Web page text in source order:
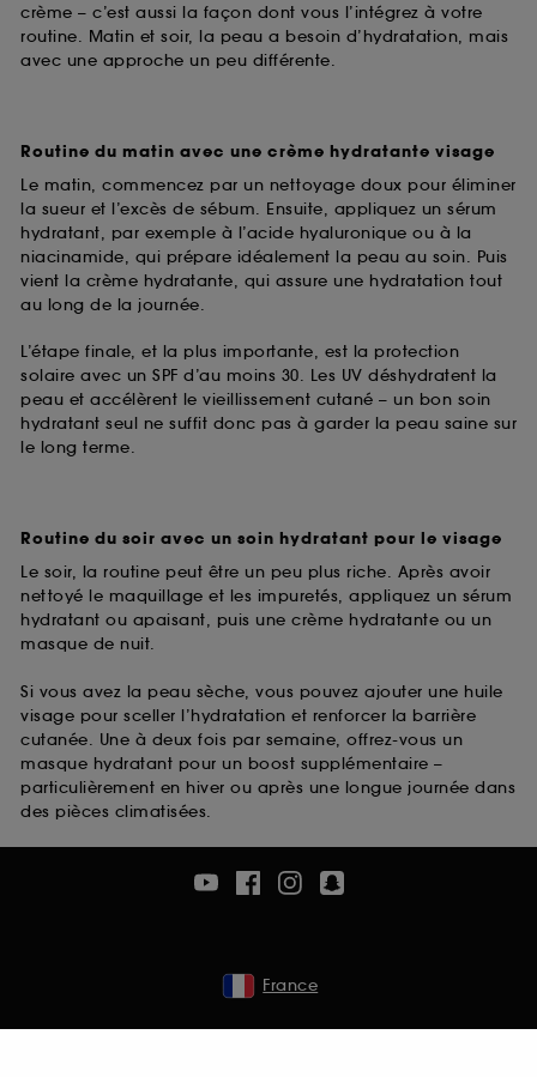
crème – c’est aussi la façon dont vous l’intégrez à votre
routine. Matin et soir, la peau a besoin d’hydratation, mais
avec une approche un peu différente.
Routine du matin avec une crème hydratante visage
Le matin, commencez par un nettoyage doux pour éliminer
la sueur et l’excès de sébum. Ensuite, appliquez un sérum
hydratant, par exemple à l’acide hyaluronique ou à la
niacinamide, qui prépare idéalement la peau au soin. Puis
vient la crème hydratante, qui assure une hydratation tout
au long de la journée.
L’étape finale, et la plus importante, est la protection
solaire avec un SPF d’au moins 30. Les UV déshydratent la
peau et accélèrent le vieillissement cutané – un bon soin
hydratant seul ne suffit donc pas à garder la peau saine sur
le long terme.
Routine du soir avec un soin hydratant pour le visage
Le soir, la routine peut être un peu plus riche. Après avoir
nettoyé le maquillage et les impuretés, appliquez un sérum
hydratant ou apaisant, puis une crème hydratante ou un
masque de nuit.
Si vous avez la peau sèche, vous pouvez ajouter une huile
visage pour sceller l’hydratation et renforcer la barrière
cutanée. Une à deux fois par semaine, offrez-vous un
masque hydratant pour un boost supplémentaire –
particulièrement en hiver ou après une longue journée dans
des pièces climatisées.
France